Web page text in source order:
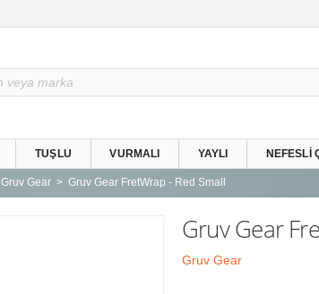
TUŞLU VURMALI YAYLI NEFESLI
Gruv Gear Gruv Gear FretWrap - Red Small
Gruv Gear
Gruv Gear